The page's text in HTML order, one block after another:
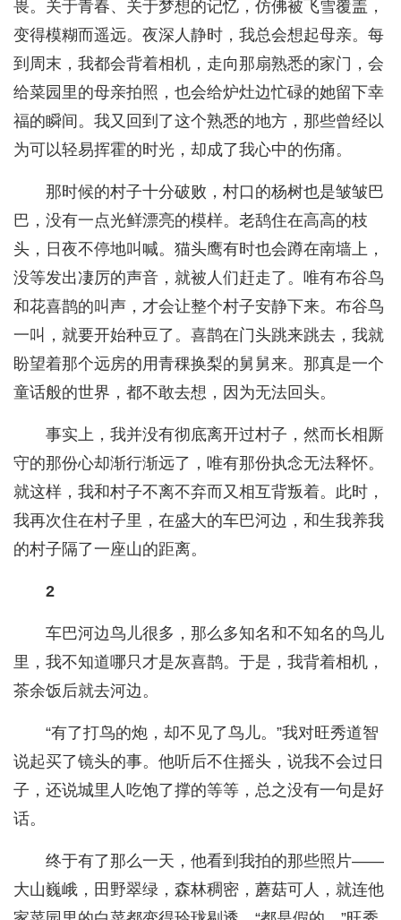
畏。关于青春、关于梦想的记忆，仿佛被飞雪覆盖，
变得模糊而遥远。夜深人静时，我总会想起母亲。每
到周末，我都会背着相机，走向那扇熟悉的家门，会
给菜园里的母亲拍照，也会给炉灶边忙碌的她留下幸
福的瞬间。我又回到了这个熟悉的地方，那些曾经以
为可以轻易挥霍的时光，却成了我心中的伤痛。
那时候的村子十分破败，村口的杨树也是皱皱巴
巴，没有一点光鲜漂亮的模样。老鸹住在高高的枝
头，日夜不停地叫喊。猫头鹰有时也会蹲在南墙上，
没等发出凄厉的声音，就被人们赶走了。唯有布谷鸟
和花喜鹊的叫声，才会让整个村子安静下来。布谷鸟
一叫，就要开始种豆了。喜鹊在门头跳来跳去，我就
盼望着那个远房的用青稞换梨的舅舅来。那真是一个
童话般的世界，都不敢去想，因为无法回头。
事实上，我并没有彻底离开过村子，然而长相厮
守的那份心却渐行渐远了，唯有那份执念无法释怀。
就这样，我和村子不离不弃而又相互背叛着。此时，
我再次住在村子里，在盛大的车巴河边，和生我养我
的村子隔了一座山的距离。
2
车巴河边鸟儿很多，那么多知名和不知名的鸟儿
里，我不知道哪只才是灰喜鹊。于是，我背着相机，
茶余饭后就去河边。
“有了打鸟的炮，却不见了鸟儿。”我对旺秀道智
说起买了镜头的事。他听后不住摇头，说我不会过日
子，还说城里人吃饱了撑的等等，总之没有一句是好
话。
终于有了那么一天，他看到我拍的那些照片——
大山巍峨，田野翠绿，森林稠密，蘑菇可人，就连他